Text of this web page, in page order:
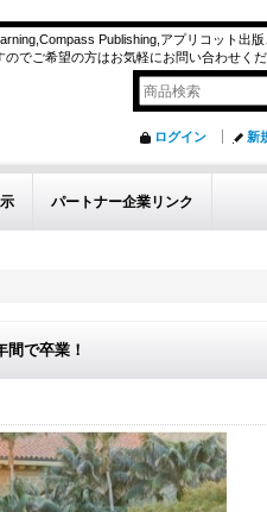
Publishing,アプリコット出版
でご希望の方はお気軽にお問い合わせくだ
ログイン 新
パートナー企業リンク
で卒業！